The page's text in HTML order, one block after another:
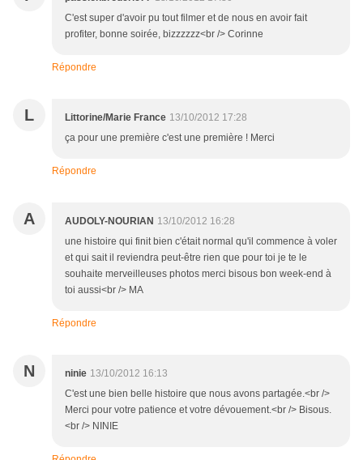
C'est super d'avoir pu tout filmer et de nous en avoir fait
profiter, bonne soirée, bizzzzzz<br /> Corinne
Répondre
L Littorine/Marie France 13/10/2012 17:28
ça pour une première c'est une première ! Merci
Répondre
A AUDOLY-NOURIAN 13/10/2012 16:28
une histoire qui finit bien c'était normal qu'il commence à voler
et qui sait il reviendra peut-être rien que pour toi je te le
souhaite merveilleuses photos merci bisous bon week-end à
toi aussi<br /> MA
Répondre
N ninie 13/10/2012 16:13
C'est une bien belle histoire que nous avons partagée.<br />
Merci pour votre patience et votre dévouement.<br /> Bisous.
<br /> NINIE